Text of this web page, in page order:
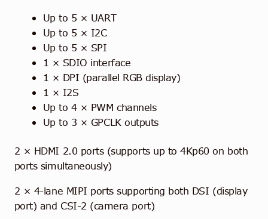
Up to 5 × UART
Up to 5 × I2C
Up to 5 × SPI
1 × SDIO interface
1 × DPI (parallel RGB display)
1 × I2S
Up to 4 × PWM channels
Up to 3 × GPCLK outputs
2 × HDMI 2.0 ports (supports up to 4Kp60 on both
ports simultaneously)
2 × 4-lane MIPI ports supporting both DSI (display
port) and CSI-2 (camera port)